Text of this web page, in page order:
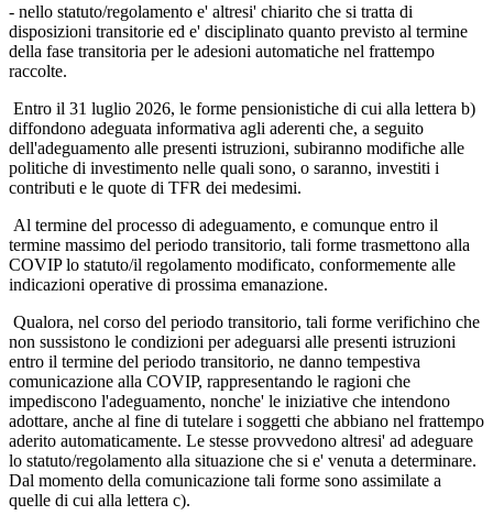
- nello statuto/regolamento e' altresi' chiarito che si tratta di
disposizioni transitorie ed e' disciplinato quanto previsto al termine
della fase transitoria per le adesioni automatiche nel frattempo
raccolte.
Entro il 31 luglio 2026, le forme pensionistiche di cui alla lettera b)
diffondono adeguata informativa agli aderenti che, a seguito
dell'adeguamento alle presenti istruzioni, subiranno modifiche alle
politiche di investimento nelle quali sono, o saranno, investiti i
contributi e le quote di TFR dei medesimi.
Al termine del processo di adeguamento, e comunque entro il
termine massimo del periodo transitorio, tali forme trasmettono alla
COVIP lo statuto/il regolamento modificato, conformemente alle
indicazioni operative di prossima emanazione.
Qualora, nel corso del periodo transitorio, tali forme verifichino che
non sussistono le condizioni per adeguarsi alle presenti istruzioni
entro il termine del periodo transitorio, ne danno tempestiva
comunicazione alla COVIP, rappresentando le ragioni che
impediscono l'adeguamento, nonche' le iniziative che intendono
adottare, anche al fine di tutelare i soggetti che abbiano nel frattempo
aderito automaticamente. Le stesse provvedono altresi' ad adeguare
lo statuto/regolamento alla situazione che si e' venuta a determinare.
Dal momento della comunicazione tali forme sono assimilate a
quelle di cui alla lettera c).